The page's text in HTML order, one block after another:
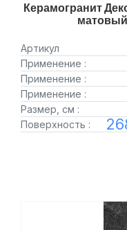
Керамогранит
матовый
Артикул
Применение :
Применение :
Применение :
Размер, см :
Поверхность :